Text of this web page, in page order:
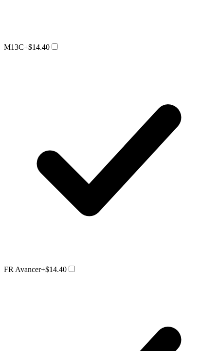
M13C+$14.40
FR Avancer+$14.40